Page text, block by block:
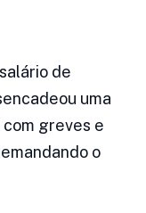
de
uma
greves e
o